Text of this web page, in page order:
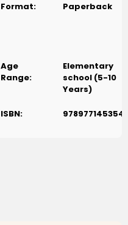
Format: Paperback
Age
Range:
Elementary
school (5-10
Years)
ISBN: